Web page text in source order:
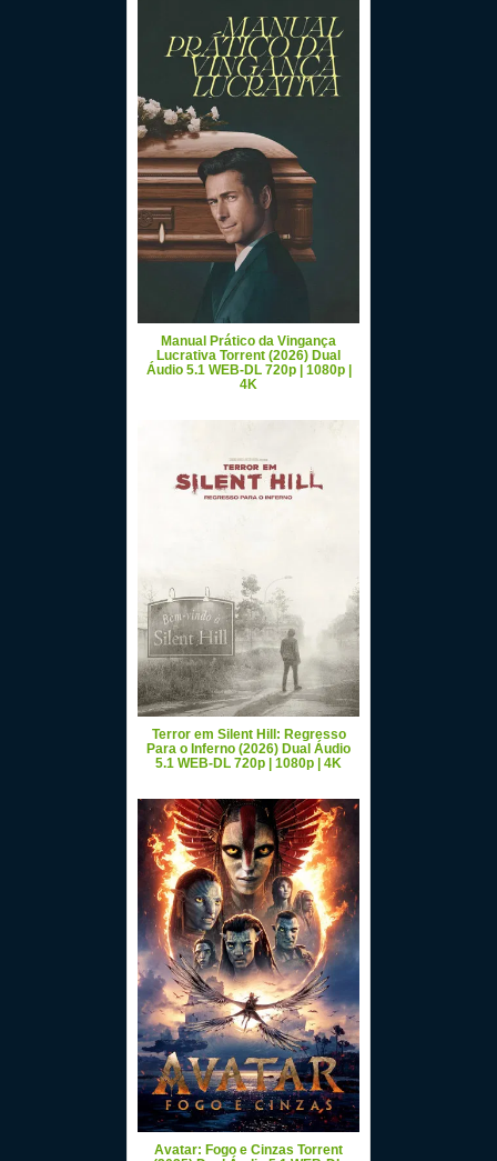
Manual Prático da Vingança
Lucrativa Torrent (2026) Dual
Áudio 5.1 WEB-DL 720p | 1080p |
4K
Terror em Silent Hill: Regresso
Para o Inferno (2026) Dual Áudio
5.1 WEB-DL 720p | 1080p | 4K
Avatar: Fogo e Cinzas Torrent